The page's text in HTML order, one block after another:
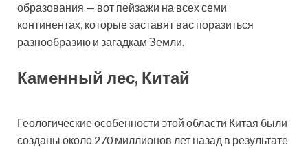
образования — вот пейзажи на всех семи
континентах, которые заставят вас поразиться
разнообразию и загадкам Земли.
Каменный лес, Китай
Геологические особенности этой области Китая были
созданы около 270 миллионов лет назад в результате